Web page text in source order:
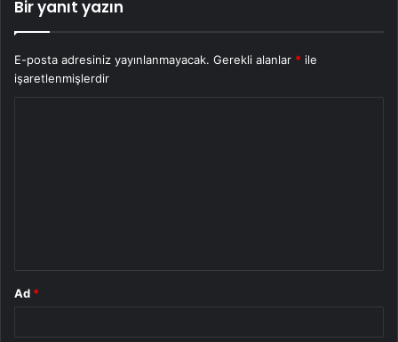
Bir yanıt yazın
E-posta adresiniz yayınlanmayacak. Gerekli alanlar * ile
işaretlenmişlerdir
Ad *